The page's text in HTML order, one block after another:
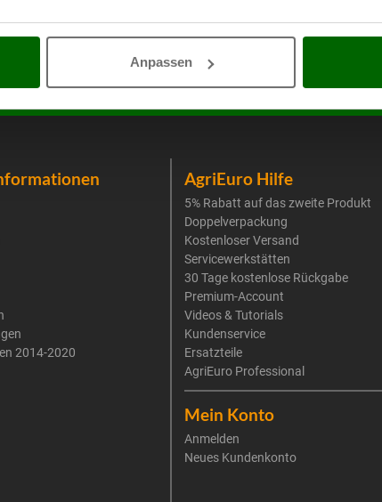
Anpassen
2014-2020
AgriEuro Hilfe
5% Rabatt auf das zweite Produkt
Doppelverpackung
Kostenloser Versand
Servicewerkstätten
30 Tage kostenlose Rückgabe
Premium-Account
Videos & Tutorials
Kundenservice
Ersatzteile
AgriEuro Professional
Mein Konto
Anmelden
Neues Kundenkonto